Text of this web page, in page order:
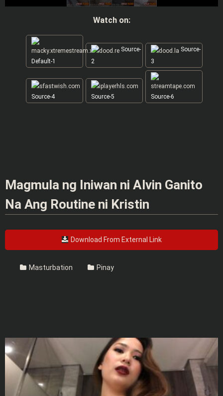
Watch on:
Default-1
Source-
2
Source-
3
Source-4 Source-5 Source-6
Magmula ng Iniwan ni Alvin Ganito
Na Ang Routine ni Kristin
Download From External Link
Masturbation Pinay